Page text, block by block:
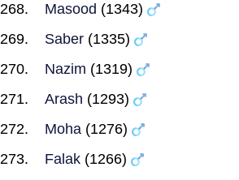
Masood (1343)
Saber (1335)
Nazim (1319)
Arash (1293)
Moha (1276)
Falak (1266)